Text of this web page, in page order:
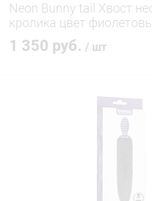
Neon Bunny tail Хвост
кролика цвет
1 350 руб. / шт
В корзину